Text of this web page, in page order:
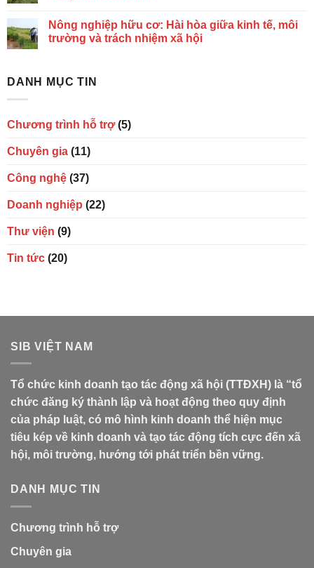
Nông nghiệp hữu cơ: Hài hòa giữa kinh tế, môi
trường và trách nhiệm xã hội
DANH MỤC TIN
Chương trình hỗ trợ(5)
Chuyên gia (11)
Công nghệ (37)
Doanh nghiệp (22)
Thư viện (9)
Tin tức (20)
SIB VIỆT NAM
Tổ chức kinh doanh tạo tác động xã hội (TTĐXH) là “tổ
chức đăng ký thành lập và hoạt động theo quy định
của pháp luật, có mô hình kinh doanh thể hiện mục
tiêu kép về kinh doanh và tạo tác động tích cực đến xã
hội, môi trường, hướng tới phát triển bền vững.
DANH MỤC TIN
Chương trình hỗ trợ
Chuyên gia